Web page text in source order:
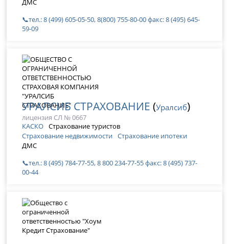
ДМС
📞тел.: 8 (499) 605-05-50, 8(800) 755-80-00 факс: 8 (495) 645-
59-09
УРАЛСИБ СТРАХОВАНИЕ (Уралсиб)
лицензия СЛ № 0667
КАСКО Страхование туристов
Страхование недвижимости Страхование ипотеки
ДМС
📞тел.: 8 (495) 784-77-55, 8 800 234-77-55 факс: 8 (495) 737-
00-44